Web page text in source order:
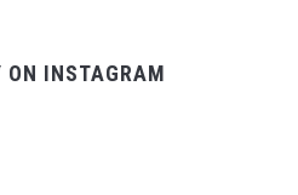
ON INSTAGRAM